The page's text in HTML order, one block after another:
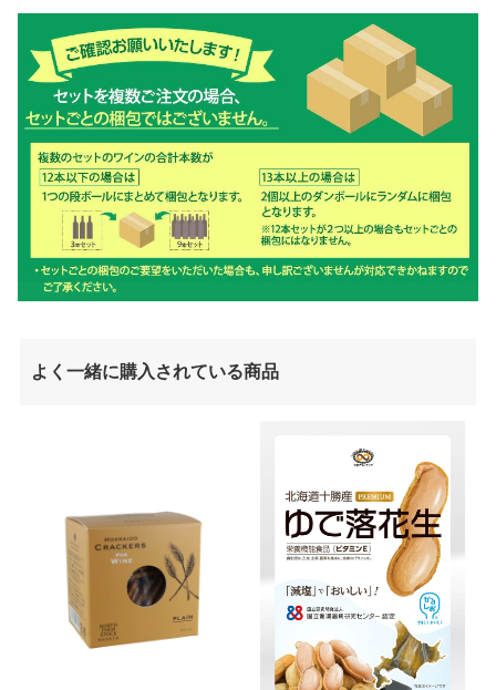
よく一緒に購入されている商品